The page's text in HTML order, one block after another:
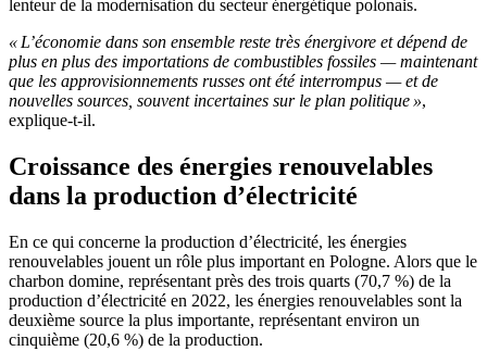
lenteur de la modernisation du secteur énergétique polonais.
« L’économie dans son ensemble reste très énergivore et dépend de
plus en plus des importations de combustibles fossiles — maintenant
que les approvisionnements russes ont été interrompus — et de
nouvelles sources, souvent incertaines sur le plan politique »,
explique-t-il.
Croissance des énergies renouvelables
dans la production d’électricité
En ce qui concerne la production d’électricité, les énergies
renouvelables jouent un rôle plus important en Pologne. Alors que le
charbon domine, représentant près des trois quarts (70,7 %) de la
production d’électricité en 2022, les énergies renouvelables sont la
deuxième source la plus importante, représentant environ un
cinquième (20,6 %) de la production.